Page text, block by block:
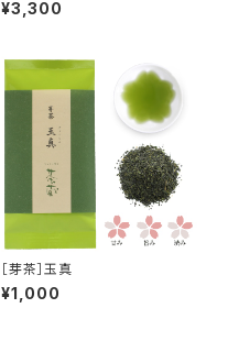
¥3,300
［芽茶］玉真
¥1,000